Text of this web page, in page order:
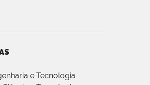
e Tecnologia